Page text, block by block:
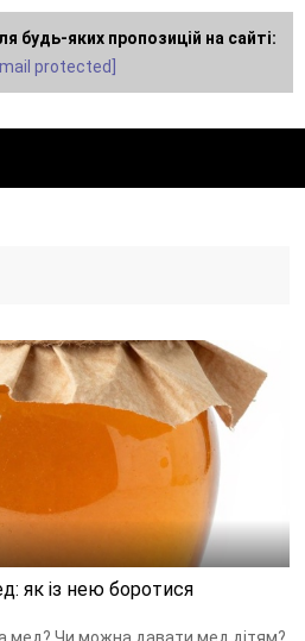
як із нею боротися
будь-яких пропозицій на сайті:
protected]
любых предложений по сайту: